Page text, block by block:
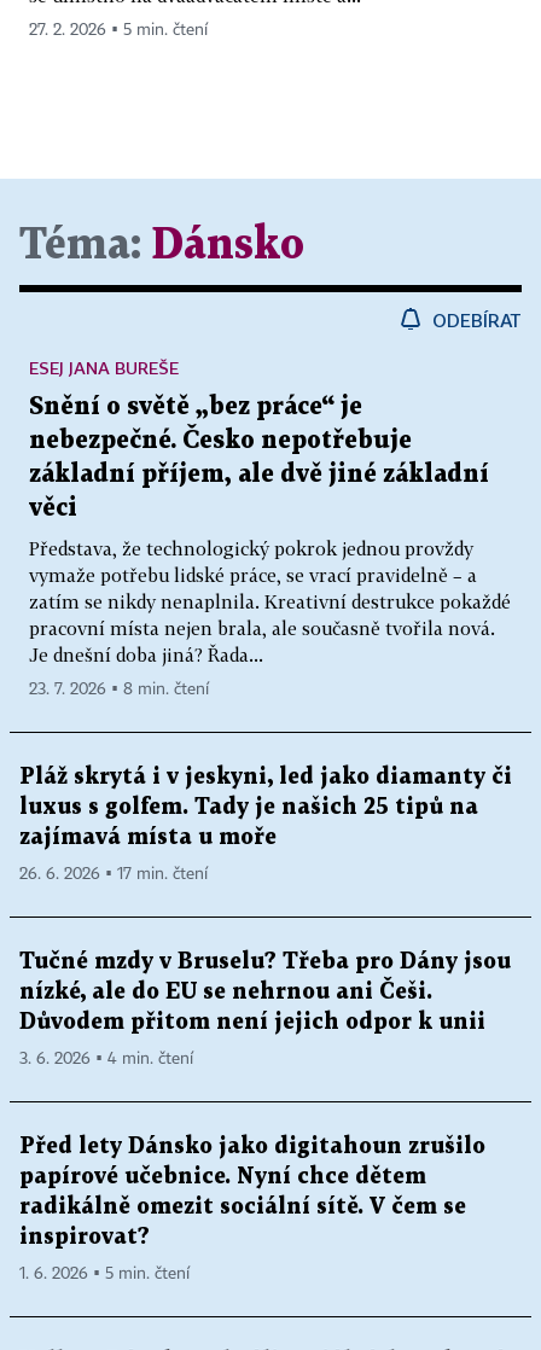
27. 2. 2026 ▪ 5 min. čtení
Téma: Dánsko
ODEBÍRAT
Snění o světě „bez práce“ je
nebezpečné. Česko nepotřebuje
základní příjem, ale dvě jiné základní
věci
Představa, že technologický pokrok jednou provždy
vymaže potřebu lidské práce, se vrací pravidelně – a
zatím se nikdy nenaplnila. Kreativní destrukce pokaždé
pracovní místa nejen brala, ale současně tvořila nová.
Je dnešní doba jiná? Řada...
ESEJ JANA BUREŠE
23. 7. 2026 ▪ 8 min. čtení
Pláž skrytá i v jeskyni, led jako diamanty či
luxus s golfem. Tady je našich 25 tipů na
zajímavá místa u moře
26. 6. 2026 ▪ 17 min. čtení
Tučné mzdy v Bruselu? Třeba pro Dány jsou
nízké, ale do EU se nehrnou ani Češi.
Důvodem přitom není jejich odpor k unii
3. 6. 2026 ▪ 4 min. čtení
Před lety Dánsko jako digitahoun zrušilo
papírové učebnice. Nyní chce dětem
radikálně omezit sociální sítě. V čem se
inspirovat?
1. 6. 2026 ▪ 5 min. čtení